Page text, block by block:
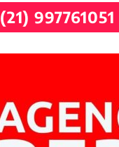
(21) 997761051